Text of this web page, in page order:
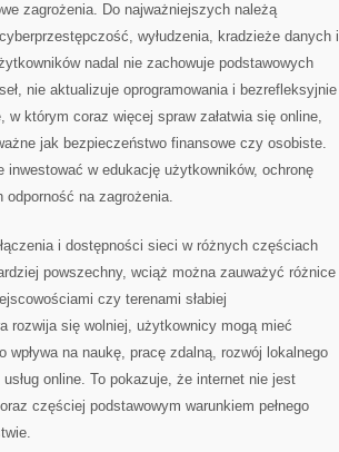
zagrożenia. Do najważniejszych należą
wyłudzenia, kradzieże danych i
nadal nie zachowuje podstawowych
nie aktualizuje oprogramowania i bezrefleksyjnie
którym coraz więcej spraw załatwia się online,
jak bezpieczeństwo finansowe czy osobiste.
w edukację użytkowników, ochronę
na zagrożenia.
i dostępności sieci w różnych częściach
powszechny, wciąż można zauważyć różnice
czy terenami słabiej
rozwija się wolniej, użytkownicy mogą mieć
na naukę, pracę zdalną, rozwój lokalnego
online. To pokazuje, że internet nie jest
częściej podstawowym warunkiem pełnego